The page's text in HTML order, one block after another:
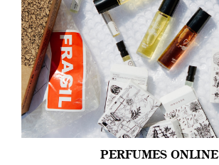
PERFUMES ONLINE